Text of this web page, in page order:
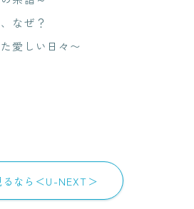
なぜ？
愛しい日々〜
なら＜U-NEXT＞